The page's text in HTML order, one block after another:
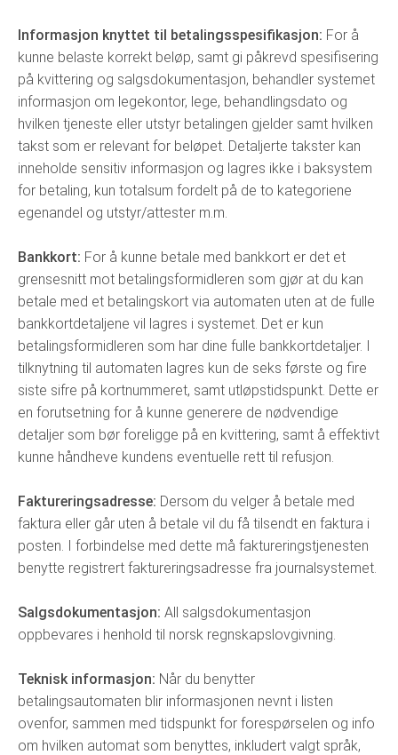
Informasjon knyttet til betalingsspesifikasjon: For å
kunne belaste korrekt beløp, samt gi påkrevd spesifisering
på kvittering og salgsdokumentasjon, behandler systemet
informasjon om legekontor, lege, behandlingsdato og
hvilken tjeneste eller utstyr betalingen gjelder samt hvilken
takst som er relevant for beløpet. Detaljerte takster kan
inneholde sensitiv informasjon og lagres ikke i baksystem
for betaling, kun totalsum fordelt på de to kategoriene
egenandel og utstyr/attester m.m.
Bankkort: For å kunne betale med bankkort er det et
grensesnitt mot betalingsformidleren som gjør at du kan
betale med et betalingskort via automaten uten at de fulle
bankkortdetaljene vil lagres i systemet. Det er kun
betalingsformidleren som har dine fulle bankkortdetaljer. I
tilknytning til automaten lagres kun de seks første og fire
siste sifre på kortnummeret, samt utløpstidspunkt. Dette er
en forutsetning for å kunne generere de nødvendige
detaljer som bør foreligge på en kvittering, samt å effektivt
kunne håndheve kundens eventuelle rett til refusjon.
Faktureringsadresse: Dersom du velger å betale med
faktura eller går uten å betale vil du få tilsendt en faktura i
posten. I forbindelse med dette må faktureringstjenesten
benytte registrert faktureringsadresse fra journalsystemet.
Salgsdokumentasjon: All salgsdokumentasjon
oppbevares i henhold til norsk regnskapslovgivning.
Teknisk informasjon: Når du benytter
betalingsautomaten blir informasjonen nevnt i listen
ovenfor, sammen med tidspunkt for forespørselen og info
om hvilken automat som benyttes, inkludert valgt språk,